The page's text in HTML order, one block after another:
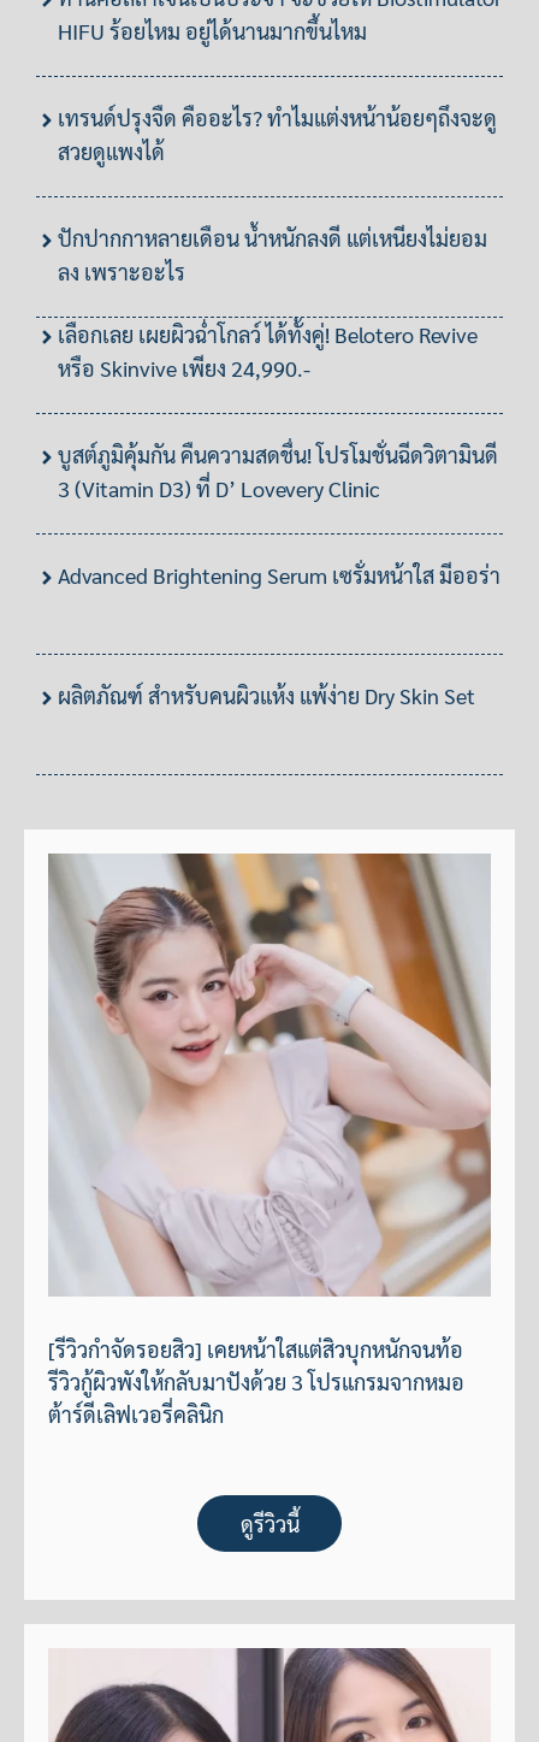
HIFU ร้อยไหม อยู่ได้นานมากขึ้นไหม
เทรนด์ปรุงจืด คืออะไร? ทำไมแต่งหน้าน้อยๆถึงจะดู
สวยดูแพงได้
ปักปากกาหลายเดือน น้ำหนักลงดี แต่เหนียงไม่ยอม
ลง เพราะอะไร
เลือกเลย เผยผิวฉ่ำโกลว์ ได้ทั้งคู่! Belotero Revive
หรือ Skinvive เพียง 24,990.-
บูสต์ภูมิคุ้มกัน คืนความสดชื่น! โปรโมชั่นฉีดวิตามินดี
3 (Vitamin D3) ที่ D’ Lovevery Clinic
Advanced Brightening Serum เซรั่มหน้าใส มีออร่า
ผลิตภัณฑ์ สำหรับคนผิวแห้ง แพ้ง่าย Dry Skin Set
[รีวิวกำจัดรอยสิว] เคยหน้าใสแต่สิวบุกหนักจนท้อ
รีวิวกู้ผิวพังให้กลับมาปังด้วย 3 โปรแกรมจากหมอ
ต้าร์ดีเลิฟเวอรี่คลินิก
ดูรีวิวนี้